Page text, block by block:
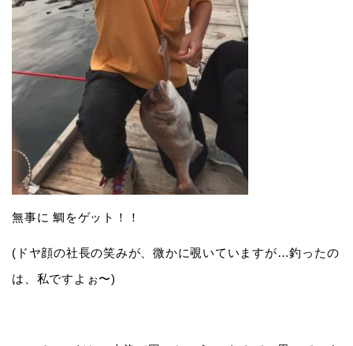
無事に 鯛をゲット！！
(ドヤ顔の社長の笑みが、微かに覗いていますが…釣ったの
は、私ですよぉ〜)